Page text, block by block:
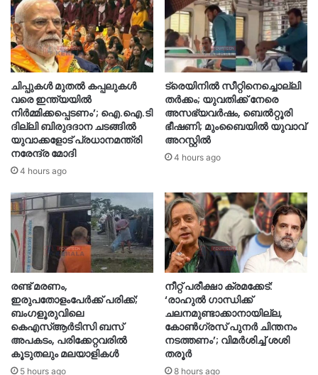
ചിപ്പുകൾ മുതൽ കപ്പലുകൾ
വരെ ഇന്ത്യയിൽ
നിർമ്മിക്കപ്പെടണം’; ഐ.ഐ.ടി
ദില്ലി ബിരുദദാന ചടങ്ങിൽ
യുവാക്കളോട് പ്രധാനമന്ത്രി
നരേന്ദ്ര മോദി
4 hours ago
ട്രെയിനിൽ സീറ്റിനെച്ചൊല്ലി
തർക്കം; യുവതിക്ക് നേരെ
അസഭ്യവർഷം, ബെൽറ്റൂരി
ഭീഷണി; മുംബൈയിൽ യുവാവ്
അറസ്റ്റിൽ
4 hours ago
രണ്ട് മരണം,
ഇരുപതോളംപേർക്ക് പരിക്ക്;
ബംഗളൂരുവിലെ
കെഎസ്ആർടിസി ബസ്
അപകടം, പരിക്കേറ്റവരിൽ
കൂടുതലും മലയാളികൾ
5 hours ago
നീറ്റ് പരീക്ഷാ ക്രമക്കേട്:
‘രാഹുൽ ഗാന്ധിക്ക്
ചലനമുണ്ടാക്കാനായില്ല,
കോൺഗ്രസ് പുനർ ചിന്തനം
നടത്തണം’; വിമർശിച്ച് ശശി
തരൂർ
8 hours ago